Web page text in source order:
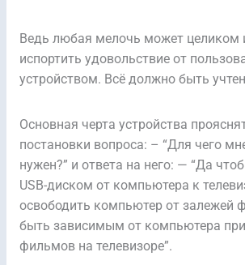
Ведь любая мелочь может целиком
испортить удовольствие от
устройством. Всё должно быть
Основная черта устройства
постановки вопроса: – “Для чего
нужен?” и ответа на него: — “Да
USB-диском от компьютера к
освободить компьютер от залежей
быть зависимым от компьютера
фильмов на телевизоре”.